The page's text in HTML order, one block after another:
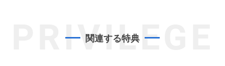
PRIVILEGE
関連する特典